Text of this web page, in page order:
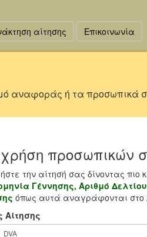
αίτησης Επικοινωνία
αναφοράς ή τα προσωπικά
προσωπικών
την αίτησή σας δίνοντας πιο
Γέννησης, Αριθμό
όπως αυτά αναγράφονται στο
Αίτησης